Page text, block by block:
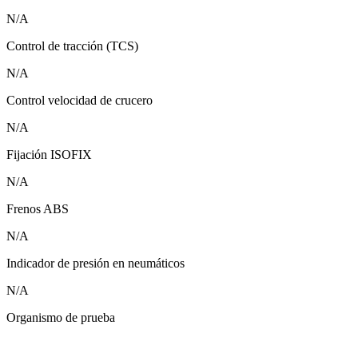
N/A
Control de tracción (TCS)
N/A
Control velocidad de crucero
N/A
Fijación ISOFIX
N/A
Frenos ABS
N/A
Indicador de presión en neumáticos
N/A
Organismo de prueba